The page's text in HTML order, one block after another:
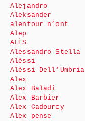
Alejandro
Aleksander
alentour n’ont
Alep
ALÈS
Alessandro Stella
Alèssi
Alèssi Dell’Umbria
Alex
Alex Baladi
Alex Barbier
Alex Cadourcy
Alex pense